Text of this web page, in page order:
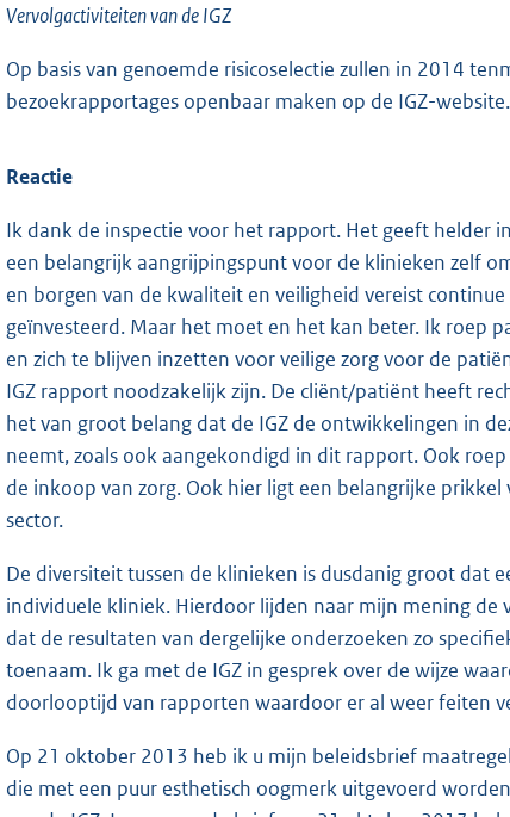
Vervolgactiviteiten van de IGZ
Op basis van genoemde risicoselectie zullen in 2014
bezoekrapportages openbaar maken op de IGZ-website.
Reactie
Ik dank de inspectie voor het rapport. Het geeft helder
een belangrijk aangrijpingspunt voor de klinieken zelf
en borgen van de kwaliteit en veiligheid vereist
geïnvesteerd. Maar het moet en het kan beter. Ik roep
en zich te blijven inzetten voor veilige zorg voor de
IGZ rapport noodzakelijk zijn. De cliënt/patiënt heeft
het van groot belang dat de IGZ de ontwikkelingen in
neemt, zoals ook aangekondigd in dit rapport. Ook
de inkoop van zorg. Ook hier ligt een belangrijke
sector.
De diversiteit tussen de klinieken is dusdanig groot dat
individuele kliniek. Hierdoor lijden naar mijn mening
dat de resultaten van dergelijke onderzoeken zo
toenaam. Ik ga met de IGZ in gesprek over de wijze
doorlooptijd van rapporten waardoor er al weer feiten
Op 21 oktober 2013 heb ik u mijn beleidsbrief
die met een puur esthetisch oogmerk uitgevoerd